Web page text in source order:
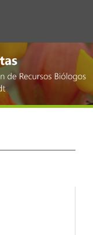
Colombia